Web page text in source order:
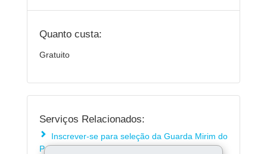
Quanto custa:
Gratuito
Serviços Relacionados:
Inscrever-se para seleção da Guarda Mirim do
Paraná